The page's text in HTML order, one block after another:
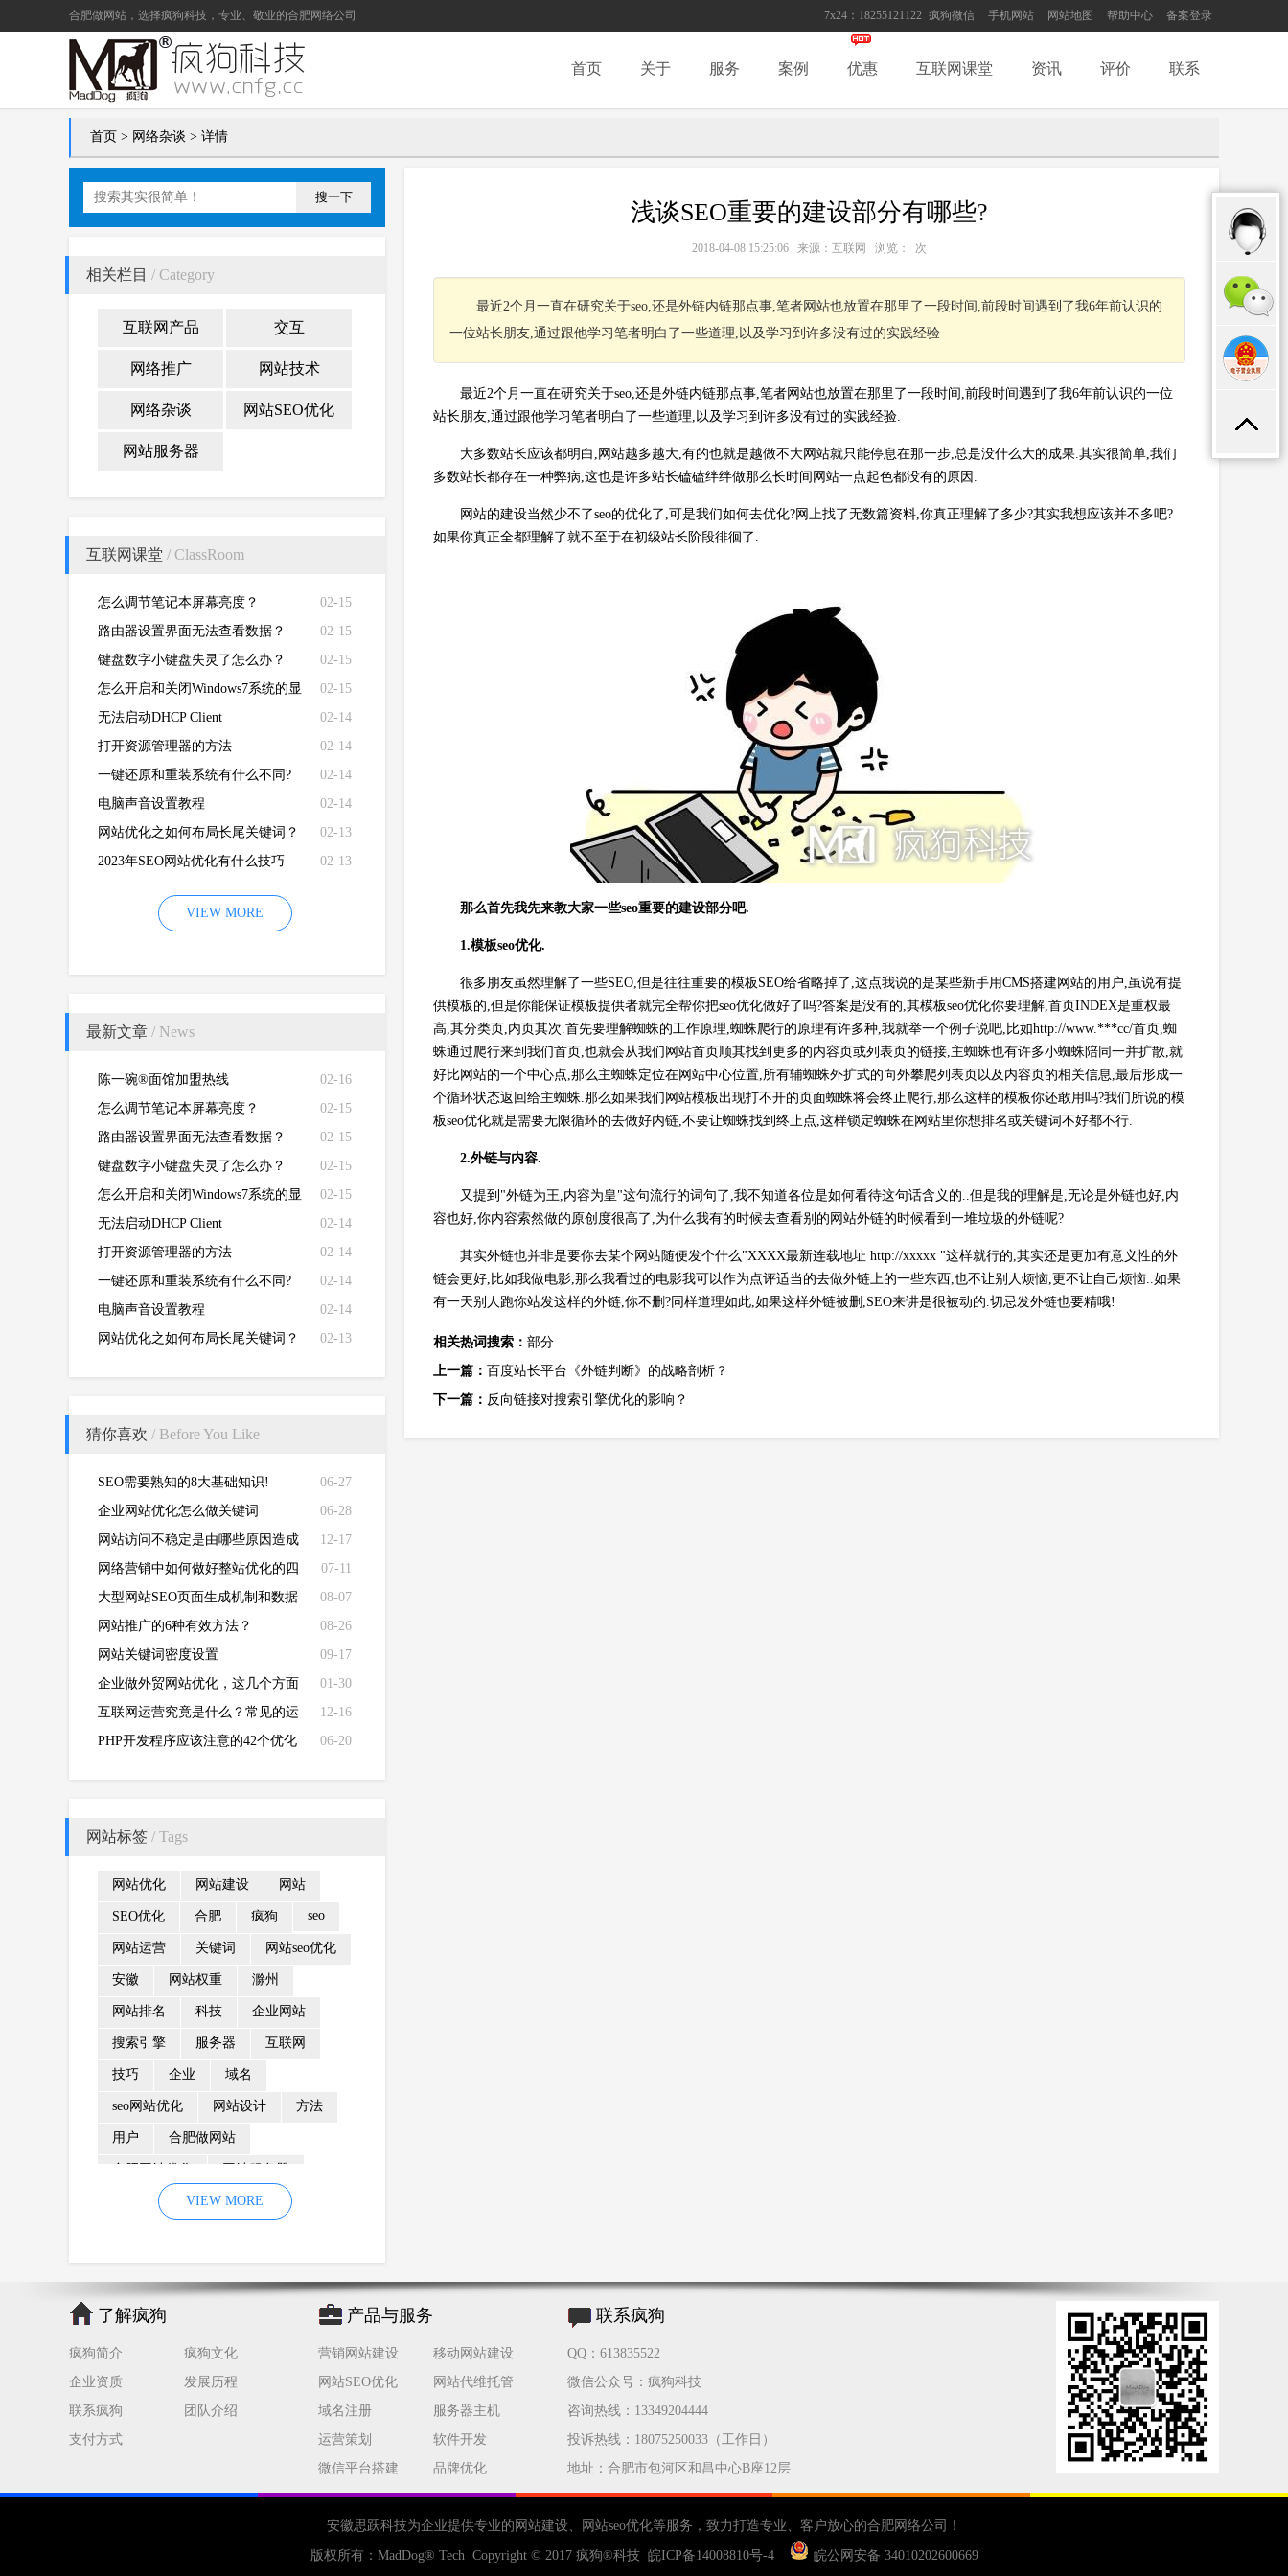
7x24：18255121122 疯狗微信 手机网站 网站地图 帮助中心 备案登录
合肥做网站 ，选择疯狗科技，专业、敬业的合肥网络公司
首页 关于 服务 案例 优惠 互联网课堂 资讯 评价 联系
首页 > 网络杂谈 > 详情
搜一下
相关栏目 / Category
互联网产品 交互
网络推广 网站技术
网络杂谈 网站SEO优化
网站服务器
互联网课堂 / ClassRoom
02-15
怎么调节笔记本屏幕亮度？
02-15
路由器设置界面无法查看数据？
02-15
键盘数字小键盘失灵了怎么办？
02-15
怎么开启和关闭Windows7系统的显
卡硬件加速功能
02-14
无法启动DHCP Client
02-14
打开资源管理器的方法
02-14
一键还原和重装系统有什么不同?
02-14
电脑声音设置教程
02-13
网站优化之如何布局长尾关键词？
02-13
2023年SEO网站优化有什么技巧
VIEW MORE
最新文章 / News
02-16
陈一碗®面馆加盟热线
02-15
怎么调节笔记本屏幕亮度？
02-15
路由器设置界面无法查看数据？
02-15
键盘数字小键盘失灵了怎么办？
02-15
怎么开启和关闭Windows7系统的显
卡硬件加速功能
02-14
无法启动DHCP Client
02-14
打开资源管理器的方法
02-14
一键还原和重装系统有什么不同?
02-14
电脑声音设置教程
02-13
网站优化之如何布局长尾关键词？
猜你喜欢 / Before You Like
06-27
SEO需要熟知的8大基础知识!
06-28
企业网站优化怎么做关键词
12-17
网站访问不稳定是由哪些原因造成
的？
07-11
网络营销中如何做好整站优化的四
个关键
08-07
大型网站SEO页面生成机制和数据
分析
08-26
网站推广的6种有效方法？
09-17
网站关键词密度设置
01-30
企业做外贸网站优化，这几个方面
必须要做好
12-16
互联网运营究竟是什么？常见的运
营有哪几类呢？
06-20
PHP开发程序应该注意的42个优化
网站标签 / Tags
网站优化 网站建设 网站
SEO优化 合肥 疯狗 seo
网站运营 关键词 网站seo优化
安徽 网站权重 滁州
网站排名 科技 企业网站
搜索引擎 服务器 互联网
技巧 企业 域名
seo网站优化 网站设计 方法
用户 合肥做网站
优化 网站降权
企业网站建设 效果 页面
网络营销 因素 网络公司
网站流量
百度优化 网站收录
网站seo 专业
VIEW MORE
浅谈SEO重要的建设部分有哪些?
2018-04-08 15:25:06 来源：互联网 浏览： 次
最近2个月一直在研究关于seo,还是外链内链那点事,笔者网站也放置在那里了一段时间,前段时间遇到了我6年前认识的
一位站长朋友,通过跟他学习笔者明白了一些道理,以及学习到许多没有过的实践经验
最近2个月一直在研究关于seo,还是外链内链那点事,笔者网站也放置在那里了一段时间,前段时间遇到了我6年前认识的一位
站长朋友,通过跟他学习笔者明白了一些道理,以及学习到许多没有过的实践经验.
大多数站长应该都明白,网站越多越大,有的也就是越做不大网站就只能停息在那一步,总是没什么大的成果.其实很简单,我们
多数站长都存在一种弊病,这也是许多站长磕磕绊绊做那么长时间网站一点起色都没有的原因.
网站的建设当然少不了seo的优化了,可是我们如何去优化?网上找了无数篇资料,你真正理解了多少?其实我想应该并不多吧?
如果你真正全都理解了就不至于在初级站长阶段徘徊了.
那么首先我先来教大家一些seo重要的建设部分吧.
1.模板seo优化.
很多朋友虽然理解了一些SEO,但是往往重要的模板SEO给省略掉了,这点我说的是某些新手用CMS搭建网站的用户,虽说有提
供模板的,但是你能保证模板提供者就完全帮你把seo优化做好了吗?答案是没有的,其模板seo优化你要理解,首页INDEX是重权最
高,其分类页,内页其次.首先要理解蜘蛛的工作原理,蜘蛛爬行的原理有许多种,我就举一个例子说吧,比如http://www.***cc/首页,蜘
蛛通过爬行来到我们首页,也就会从我们网站首页顺其找到更多的内容页或列表页的链接,主蜘蛛也有许多小蜘蛛陪同一并扩散,就
好比网站的一个中心点,那么主蜘蛛定位在网站中心位置,所有辅蜘蛛外扩式的向外攀爬列表页以及内容页的相关信息,最后形成一
个循环状态返回给主蜘蛛.那么如果我们网站模板出现打不开的页面蜘蛛将会终止爬行,那么这样的模板你还敢用吗?我们所说的模
板seo优化就是需要无限循环的去做好内链,不要让蜘蛛找到终止点,这样锁定蜘蛛在网站里你想排名或关键词不好都不行.
2.外链与内容.
又提到"外链为王,内容为皇"这句流行的词句了,我不知道各位是如何看待这句话含义的..但是我的理解是,无论是外链也好,内
容也好,你内容索然做的原创度很高了,为什么我有的时候去查看别的网站外链的时候看到一堆垃圾的外链呢?
其实外链也并非是要你去某个网站随便发个什么"XXXX最新连载地址 http://xxxxx "这样就行的,其实还是更加有意义性的外
链会更好,比如我做电影,那么我看过的电影我可以作为点评适当的去做外链上的一些东西,也不让别人烦恼,更不让自己烦恼..如果
有一天别人跑你站发这样的外链,你不删?同样道理如此,如果这样外链被删,SEO来讲是很被动的.切忌发外链也要精哦!
相关热词搜索： 部分
上一篇： 百度站长平台《外链判断》的战略剖析？
下一篇： 反向链接对搜索引擎优化的影响？
了解疯狗
疯狗简介
疯狗文化
企业资质
发展历程
联系疯狗
团队介绍
支付方式
产品与服务
营销网站建设
移动网站建设
网站SEO优化
网站代维托管
域名注册
服务器主机
运营策划
软件开发
微信平台搭建
品牌优化
联系疯狗
QQ：613835522
微信公众号：疯狗科技
咨询热线：13349204444
投诉热线：18075250033（工作日）
地址：合肥市包河区和昌中心B座12层
安徽思跃科技为企业提供专业的 网站建设 、 网站seo优化等服务，致力打造专业、客户放心的合肥网络公司 ！
版权所有： MadDog® Tech Copyright © 2017 疯狗®科技 皖ICP备14008810号-4 皖公网安备 34010202600669